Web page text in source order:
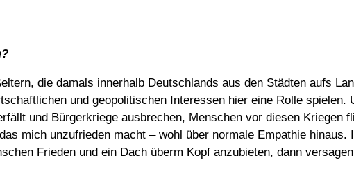
die damals innerhalb Deutschlands aus den Städten aufs
und geopolitischen Interessen hier eine Rolle spielen.
und Bürgerkriege ausbrechen, Menschen vor diesen Kriegen
mich unzufrieden macht – wohl über normale Empathie
Frieden und ein Dach überm Kopf anzubieten, dann